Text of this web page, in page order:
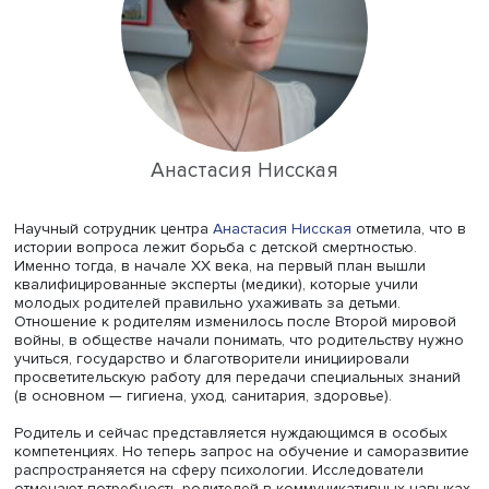
«Научное или экспертное знание может служить для
средством преодоления разногласий с
другими людьми, которые “навязывают” свои
стратегии», — отметила она.
Зачастую такие разногласия решаются посредством
как справляться исключительно своими силами тяжело,
нанимают помощников, которые соответствуют
предпочитаемой родителем форме организации жизни
ребенка и точно следуют всем указаниям.